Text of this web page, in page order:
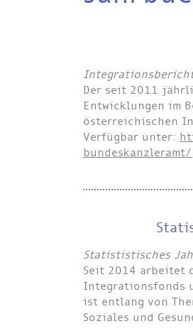
Der seit 2011
Entwicklungen im
österreichischen
Verfügbar unter:
Statististisches
Seit 2014 arbeitet
Integrationsfonds
ist entlang von
Soziales und